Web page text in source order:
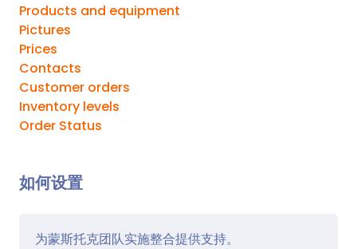
Products and equipment
Pictures
Prices
Contacts
Customer orders
Inventory levels
Order Status
如何设置
为蒙斯托克团队实施整合提供支持。